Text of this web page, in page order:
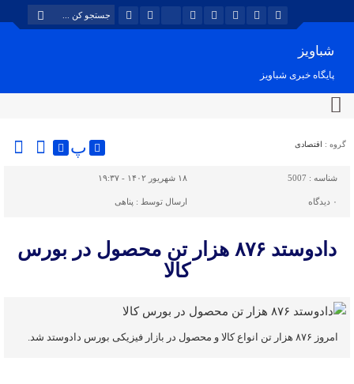
شباویز
پایگاه خبری شباویز
گروه : اقتصادی پ
شناسه : 5007 ۱۸ شهریور ۱۴۰۲ - ۱۹:۳۷
۰ دیدگاه ارسال توسط : پناهی
دادوستد ۸۷۶ هزار تن محصول در بورس
کالا
امروز ۸۷۶ هزار تن انواع کالا و محصول در بازار فیزیکی بورس دادوستد شد.